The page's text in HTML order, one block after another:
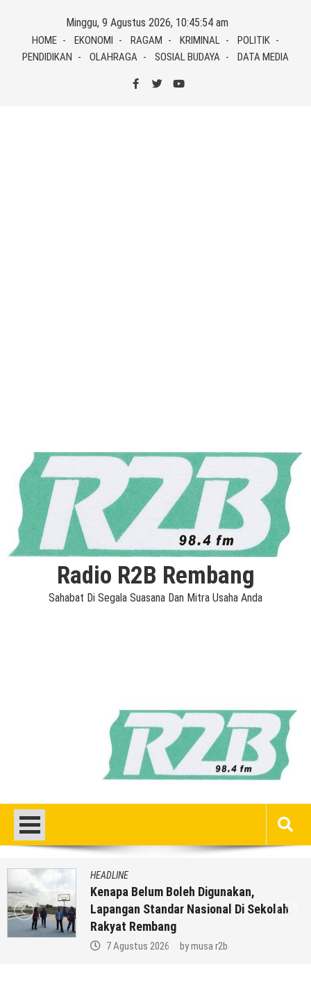
content
Minggu, 9 Agustus 2026, 10:45:54 am
HOME EKONOMI RAGAM KRIMINAL
POLITIK
PENDIDIKAN
OLAHRAGA SOSIAL BUDAYA DATA MEDIA
Radio R2B Rembang
Sahabat Di Segala Suasana Dan Mitra Usaha Anda
HEADLINE
Kenapa Belum Boleh Digunakan,
Lapangan Standar Nasional Di Sekolah
Rakyat Rembang
7 Agustus 2026 bymusa r2b